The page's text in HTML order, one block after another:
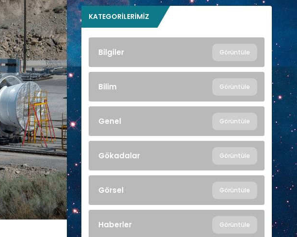
KATEGORILERIMIZ
Bilgiler Görüntüle
Bilim Görüntüle
Genel Görüntüle
Gökadalar Görüntüle
Görsel Görüntüle
Haberler Görüntüle